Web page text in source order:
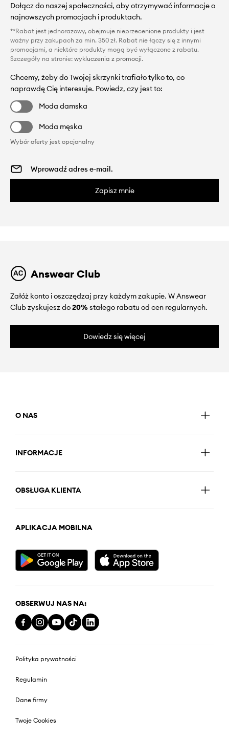
Dołącz do naszej społeczności, aby otrzymywać informacje o
najnowszych promocjach i produktach.
**Rabat jest jednorazowy, obejmuje nieprzecenione produkty i jest
ważny przy zakupach za min. 350 zł. Rabat nie łączy się z innymi
promocjami, a niektóre produkty mogą być wyłączone z rabatu.
Szczegóły na stronie: wykluczenia z promocji.
Chcemy, żeby do Twojej skrzynki trafiało tylko to, co
naprawdę Cię interesuje. Powiedz, czy jest to:
Moda damska
Moda męska
Wybór oferty jest opcjonalny
Zapisz mnie
Answear Club
Załóż konto i oszczędzaj przy każdym zakupie. W Answear
Club zyskujesz do20%stałego rabatu od cen regularnych.
Dowiedz się więcej
O NAS
INFORMACJE
OBSŁUGA KLIENTA
APLIKACJA MOBILNA
OBSERWUJ NAS NA:
Polityka prywatności
Regulamin
Dane firmy
Twoje Cookies